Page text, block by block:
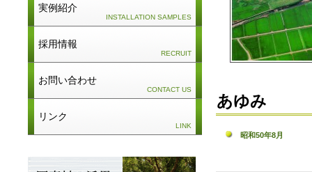
あゆみ
昭和50年8月
実例紹介
INSTALLATION SAMPLES
採用情報
RECRUIT
お問い合わせ
CONTACT US
リンク
LINK